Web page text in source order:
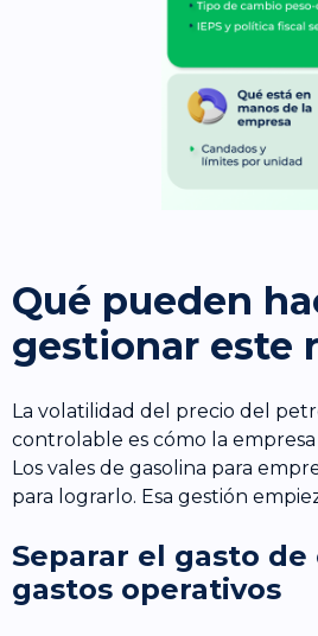
Qué pueden
gestionar este
La volatilidad del precio del
controlable es cómo la
Los vales de gasolina para
para lograrlo. Esa gestión
Separar el gasto
gastos operativos